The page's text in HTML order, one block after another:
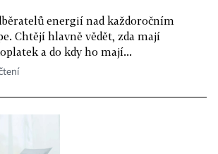
energií nad každoročním
Chtějí hlavně vědět, zda mají
a do kdy ho mají...